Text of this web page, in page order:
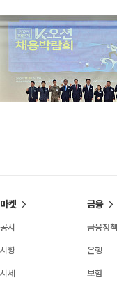
마켓
공시
시황
시세
금융
금융정책
은행
보험